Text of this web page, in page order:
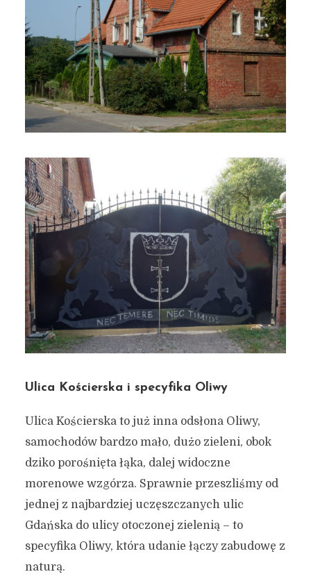
Ulica Kościerska i specyfika Oliwy
Ulica Kościerska to już inna odsłona Oliwy,
samochodów bardzo mało, dużo zieleni, obok
dziko porośnięta łąka, dalej widoczne
morenowe wzgórza. Sprawnie przeszliśmy od
jednej z najbardziej uczęszczanych ulic
Gdańska do ulicy otoczonej zielenią – to
specyfika Oliwy, która udanie łączy zabudowę z
naturą.